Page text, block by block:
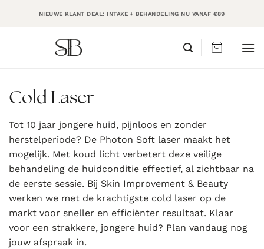
NIEUWE KLANT DEAL: INTAKE + BEHANDELING NU VANAF €89
Cold Laser
Tot 10 jaar jongere huid, pijnloos en zonder
herstelperiode? De Photon Soft laser maakt het
mogelijk. Met koud licht verbetert deze veilige
behandeling de huidconditie effectief, al zichtbaar na
de eerste sessie. Bij Skin Improvement & Beauty
werken we met de krachtigste cold laser op de
markt voor sneller en efficiënter resultaat. Klaar
voor een strakkere, jongere huid? Plan vandaug nog
jouw afspraak in.